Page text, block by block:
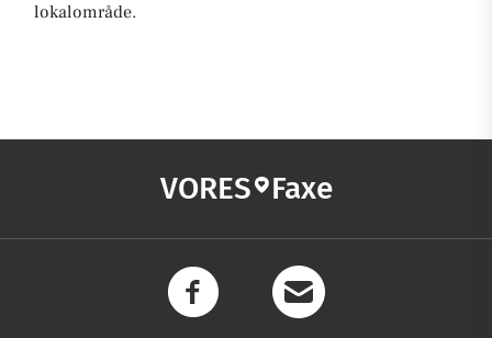
lokalområde.
VORES Faxe